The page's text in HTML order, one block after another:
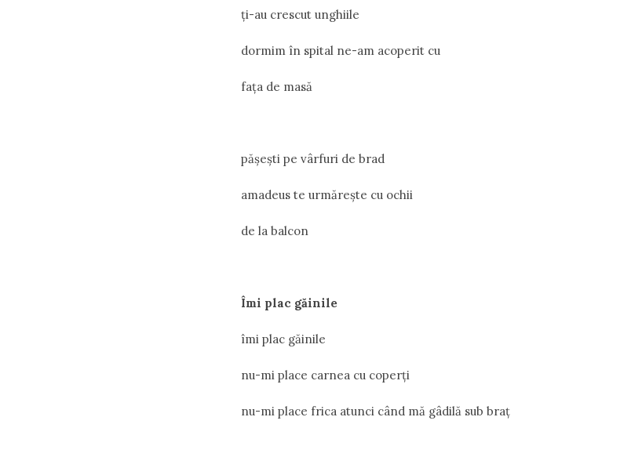
ţi-au crescut unghiile
dormim în spital ne-am acoperit cu
faţa de masă
păşeşti pe vârfuri de brad
amadeus te urmăreşte cu ochii
de la balcon
Îmi plac găinile
îmi plac găinile
nu-mi place carnea cu coperţi
nu-mi place frica atunci când mă gâdilă sub braţ